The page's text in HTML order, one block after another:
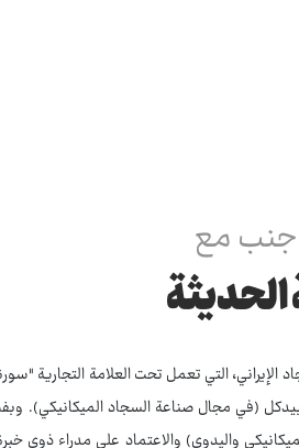
جنب مع
الحديثة
واليدوي) والاعتماد على مدراء ذوي